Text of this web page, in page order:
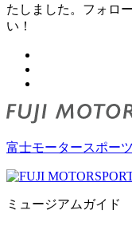
たしました。フォロ
い！
富士モータースポー
ミュージアムガイド